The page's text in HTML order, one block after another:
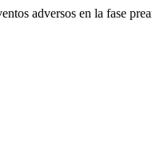
adversos en la fase